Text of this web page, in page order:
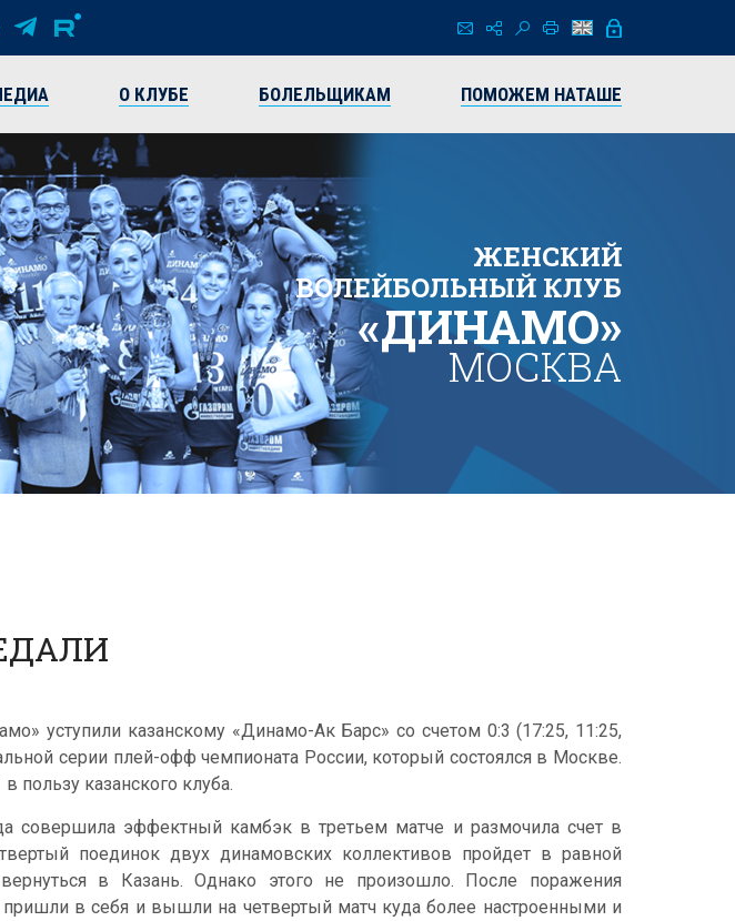
О КЛУБЕ БОЛЕЛЬЩИКАМ ПОМОЖЕМ НАТАШЕ
ЖЕНСКИЙ
ВОЛЕЙБОЛЬНЫЙ КЛУБ
«ДИНАМО»
МОСКВА
уступили казанскому «Динамо-Ак Барс» со счетом 0:3 (17:25, 11:25,
серии плей-офф чемпионата России, который состоялся в Москве.
пользу казанского клуба.
совершила эффектный камбэк в третьем матче и размочила счет в
поединок двух динамовских коллективов пройдет в равной
в Казань. Однако этого не произошло. После поражения
в себя и вышли на четвертый матч куда более настроенными и